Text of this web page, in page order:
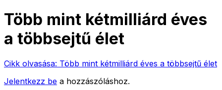
Több mint kétmilliárd éves
a többsejtű élet
Cikk olvasása: Több mint kétmilliárd éves a többsejtű élet
Jelentkezz be a hozzászóláshoz.